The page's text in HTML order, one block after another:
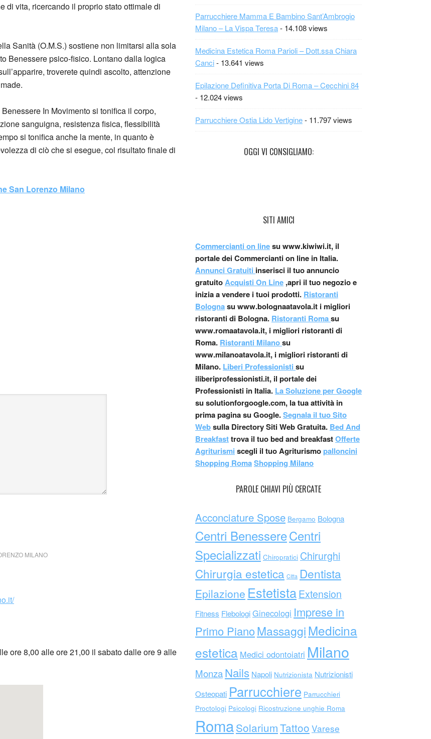
di vita, ricercando il proprio stato ottimale di
Sanità (O.M.S.) sostiene non limitarsi alla sola
Benessere psico-fisico. Lontano dalla logica
troverete quindi ascolto, attenzione
In Movimento si tonifica il corpo,
sanguigna, resistenza fisica, flessibilità
si tonifica anche la mente, in quanto è
di ciò che si esegue, col risultato finale di
San Lorenzo Milano
MILANO
ore 8,00 alle ore 21,00 il sabato dalle ore 9 alle
Parrucchiere Mamma E Bambino Sant’Ambrogio
Milano – La Vispa Teresa- 14.108 views
Medicina Estetica Roma Parioli – Dott.ssa Chiara
Canci- 13.641 views
Epilazione Definitiva Porta Di Roma – Cecchini 84
- 12.024 views
Parrucchiere Ostia Lido Vertigine- 11.797 views
OGGI VI CONSIGLIAMO:
SITI AMICI
Commercianti on linesu www.kiwiwi.it, il
portale dei Commercianti on line in Italia.
Annunci Gratuiti inserisci il tuo annuncio
gratuitoAcquisti On Line ,apri il tuo negozio e
inizia a vendere i tuoi prodotti. Ristoranti
Bolognasu www.bolognaatavola.it i migliori
ristoranti di Bologna. Ristoranti Romasu
www.romaatavola.it, i migliori ristoranti di
Roma. Ristoranti Milanosu
www.milanoatavola.it, i migliori ristoranti di
Milano. Liberi Professionisti su
iliberiprofessionisti.it, il portale dei
Professionisti in Italia. La Soluzione per Google
su solutionforgoogle.com, la tua attività in
prima pagina su Google.Segnala il tuo Sito
Websulla Directory Siti Web Gratuita. Bed And
Breakfasttrova il tuo bed and breakfastOfferte
Agriturismi scegli il tuo Agriturismo palloncini
Shopping RomaShopping Milano
PAROLE CHIAVI PIÙ CERCATE
Acconciature Spose Bergamo Bologna
Centri BenessereCentri
Specializzati Chiropratici Chirurghi
Chirurgia estetica Citta Dentista
Epilazione EstetistaExtension
Fitness FlebologiGinecologi Imprese in
Primo PianoMassaggiMedicina
estetica Medici odontoiatri Milano
MonzaNails Napoli Nutrizionista Nutrizionisti
Osteopati Parrucchiere Parrucchieri
Proctologi Psicologi Ricostruzione unghie Roma
RomaSolariumTattoo Varese